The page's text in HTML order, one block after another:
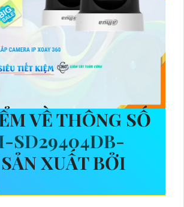
VỀ THÔNG SỐ
SD29404DB-
SẢN XUẤT BỞI